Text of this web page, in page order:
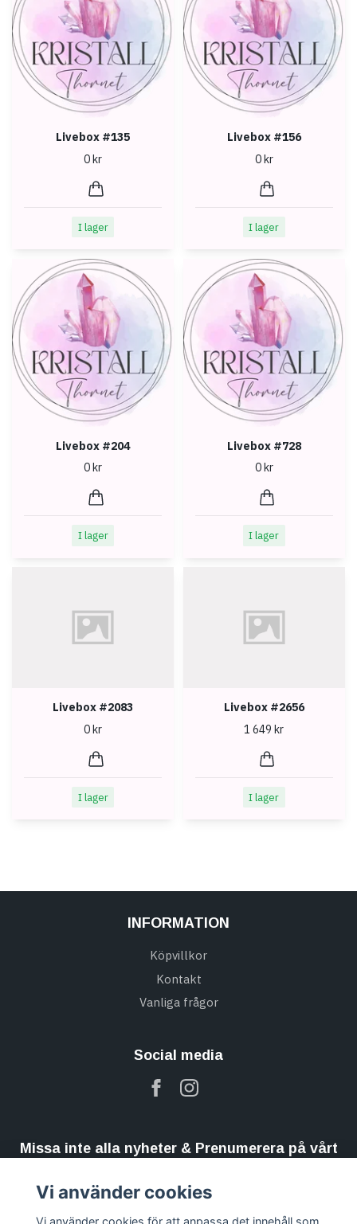
Livebox #135
0 kr
I lager
Livebox #156
0 kr
I lager
Livebox #204
0 kr
I lager
Livebox #728
0 kr
I lager
Livebox #2083
0 kr
I lager
Livebox #2656
1 649 kr
I lager
INFORMATION
Köpvillkor
Kontakt
Vanliga frågor
Social media
Missa inte alla nyheter & Prenumerera på vårt
Vi använder cookies
Vi använder cookies för att anpassa det innehåll som